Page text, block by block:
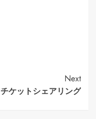
Next
チケットシェアリング